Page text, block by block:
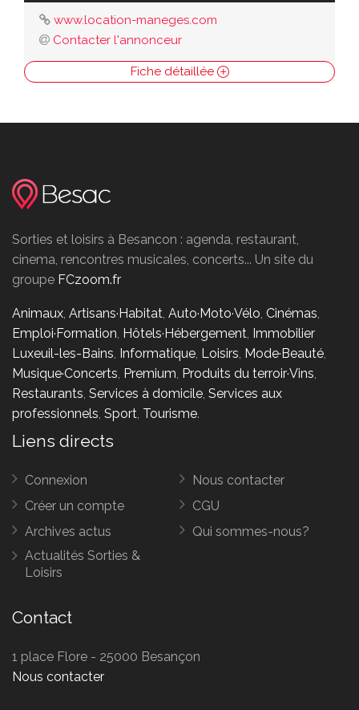
www.location-maneges.com
Contacter l'annonceur
Fiche détaillée
Sorties et loisirs à Besancon : agenda, restaurant,
cinema, rencontres musicales, concerts... Un site du
groupe FCzoom.fr
Animaux, Artisans·Habitat, Auto·Moto·Vélo, Cinémas,
Emploi·Formation, Hôtels·Hébergement, Immobilier
Luxeuil-les-Bains, Informatique, Loisirs, Mode·Beauté,
Musique·Concerts, Premium, Produits du terroir·Vins,
Restaurants, Services à domicile, Services aux
professionnels, Sport, Tourisme.
Liens directs
Connexion
Créer un compte
Archives actus
Actualités Sorties &
Loisirs
Nous contacter
CGU
Qui sommes-nous?
Contact
1 place Flore - 25000 Besançon
Nous contacter